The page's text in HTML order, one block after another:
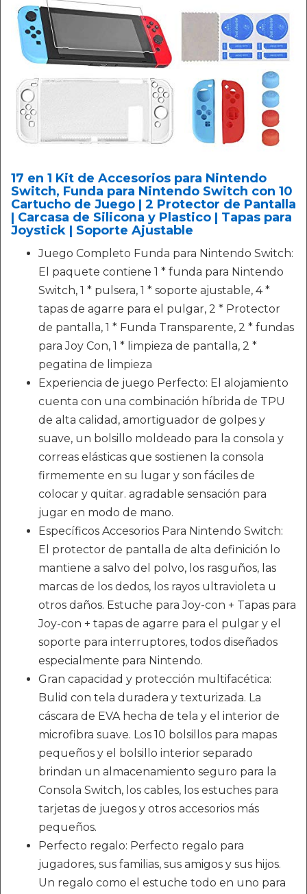
17 en 1 Kit de Accesorios para Nintendo
Switch, Funda para Nintendo Switch con 10
Cartucho de Juego | 2 Protector de Pantalla
| Carcasa de Silicona y Plastico | Tapas para
Joystick | Soporte Ajustable
Juego Completo Funda para Nintendo Switch:
El paquete contiene 1 * funda para Nintendo
Switch, 1 * pulsera, 1 * soporte ajustable, 4 *
tapas de agarre para el pulgar, 2 * Protector
de pantalla, 1 * Funda Transparente, 2 * fundas
para Joy Con, 1 * limpieza de pantalla, 2 *
pegatina de limpieza
Experiencia de juego Perfecto: El alojamiento
cuenta con una combinación híbrida de TPU
de alta calidad, amortiguador de golpes y
suave, un bolsillo moldeado para la consola y
correas elásticas que sostienen la consola
firmemente en su lugar y son fáciles de
colocar y quitar. agradable sensación para
jugar en modo de mano.
Específicos Accesorios Para Nintendo Switch:
El protector de pantalla de alta definición lo
mantiene a salvo del polvo, los rasguños, las
marcas de los dedos, los rayos ultravioleta u
otros daños. Estuche para Joy-con + Tapas para
Joy-con + tapas de agarre para el pulgar y el
soporte para interruptores, todos diseñados
especialmente para Nintendo.
Gran capacidad y protección multifacética:
Bulid con tela duradera y texturizada. La
cáscara de EVA hecha de tela y el interior de
microfibra suave. Los 10 bolsillos para mapas
pequeños y el bolsillo interior separado
brindan un almacenamiento seguro para la
Consola Switch, los cables, los estuches para
tarjetas de juegos y otros accesorios más
pequeños.
Perfecto regalo: Perfecto regalo para
jugadores, sus familias, sus amigos y sus hijos.
Un regalo como el estuche todo en uno para